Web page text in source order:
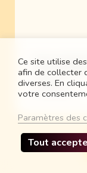
Maman
né en 2014,
la publicité...
En savoir plus...
Ce site utilise
afin de collecter
diverses. En
votre
Paramètres des
Tout